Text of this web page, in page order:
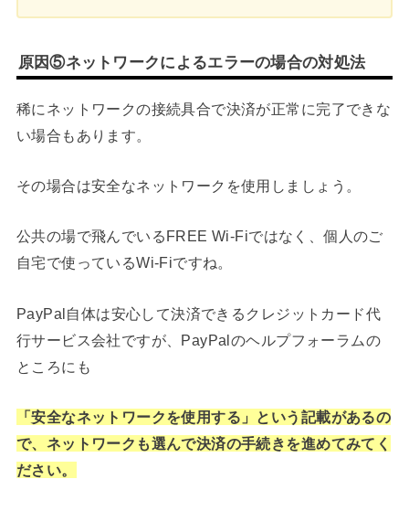
原因⑤ネットワークによるエラーの場合の対処法
稀にネットワークの接続具合で決済が正常に完了できな
い場合もあります。
その場合は安全なネットワークを使用しましょう。
公共の場で飛んでいるFREE Wi-Fiではなく、個人のご
自宅で使っているWi-Fiですね。
PayPal自体は安心して決済できるクレジットカード代
行サービス会社ですが、PayPalのヘルプフォーラムの
ところにも
「安全なネットワークを使用する」という記載があるの
で、ネットワークも選んで決済の手続きを進めてみてく
ださい。